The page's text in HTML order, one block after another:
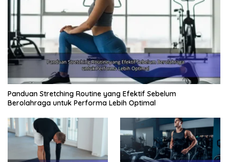
Panduan Stretching Routine yang Efektif Sebelum
Berolahraga untuk Performa Lebih Optimal